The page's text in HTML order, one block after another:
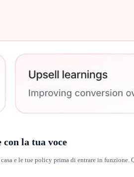
la tua voce
e le tue policy prima di entrare in